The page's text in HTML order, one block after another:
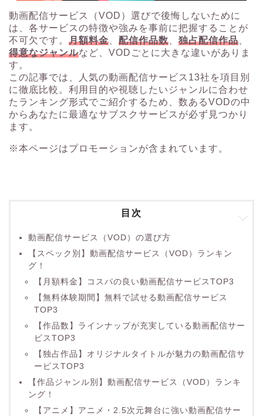
動画配信サービス（VOD）選びで後悔しないために
は、各サービスの特徴や強みを事前に把握することが
不可欠です。 月額料金 配信作品数 独占配信作品
得意なジャンルなど、VODごとに大きな違いがありま
す。
この記事では、人気の動画配信サービス13社を項目別
に徹底比較。利用目的や視聴したいジャンルに合わせ
たランキング形式でご紹介するため、数あるVODの中
からあなたに最適なサブスクサービスが必ず見つかり
ます。
※本ページはプロモーションが含まれています。
目次
動画配信サービス（VOD）の選び方
【スペック別】動画配信サービス（VOD）ランキン
グ！
【月額料金】コスパの良い動画配信サービスTOP3
【無料体験期間】無料で試せる動画配信サービス
TOP3
【作品数】ラインナップが充実している動画配信サー
ビスTOP3
【独占作品】オリジナルタイトルが魅力の動画配信サ
ービスTOP3
【作品ジャンル別】動画配信サービス（VOD）ランキ
ング！
【アニメ】アニメ・2.5次元舞台に強い動画配信サー